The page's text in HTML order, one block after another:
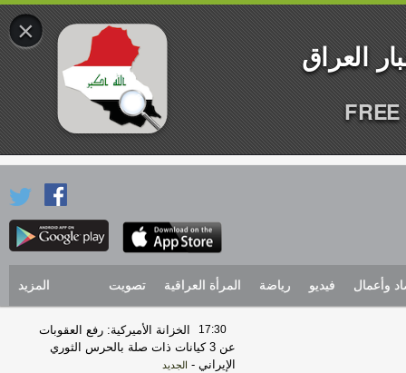
وأعمال فيديو رياضة المرأة العراقية تصويت المزيد
17:30
الخزانة الأميركية: رفع العقوبات
عن 3 كيانات ذات صلة بالحرس الثوري
الإيراني - الجديد
×